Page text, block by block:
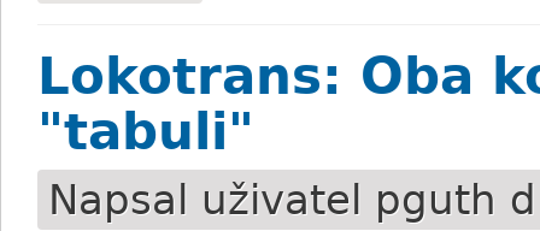
Lokotrans: Oba
"tabuli"
Napsal uživatel pguth